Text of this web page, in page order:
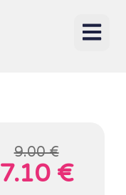
9.00 €
7.10 €